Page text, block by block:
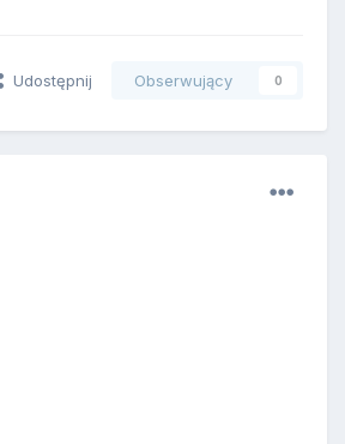
Udostępnij Obserwujący 0